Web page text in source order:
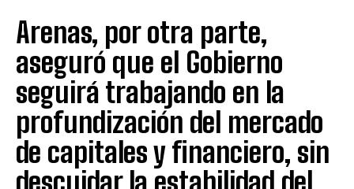
Arenas, por otra parte,
aseguró que el Gobierno
seguirá trabajando en la
profundización del mercado
de capitales y financiero, sin
descuidar la estabilidad del